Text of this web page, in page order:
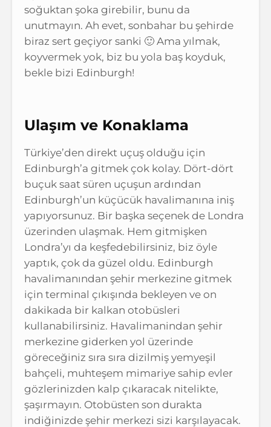
soğuktan şoka girebilir, bunu da
unutmayın. Ah evet, sonbahar bu şehirde
biraz sert geçiyor sanki 🙂 Ama yılmak,
koyvermek yok, biz bu yola baş koyduk,
bekle bizi Edinburgh!
Ulaşım ve Konaklama
Türkiye’den direkt uçuş olduğu için
Edinburgh’a gitmek çok kolay. Dört-dört
buçuk saat süren uçuşun ardından
Edinburgh’un küçücük havalimanına iniş
yapıyorsunuz. Bir başka seçenek de Londra
üzerinden ulaşmak. Hem gitmişken
Londra’yı da keşfedebilirsiniz, biz öyle
yaptık, çok da güzel oldu. Edinburgh
havalimanından şehir merkezine gitmek
için terminal çıkışında bekleyen ve on
dakikada bir kalkan otobüsleri
kullanabilirsiniz. Havalimanindan şehir
merkezine giderken yol üzerinde
göreceğiniz sıra sıra dizilmiş yemyeşil
bahçeli, muhteşem mimariye sahip evler
gözlerinizden kalp çıkaracak nitelikte,
şaşırmayın. Otobüsten son durakta
indiğinizde şehir merkezi sizi karşılayacak.